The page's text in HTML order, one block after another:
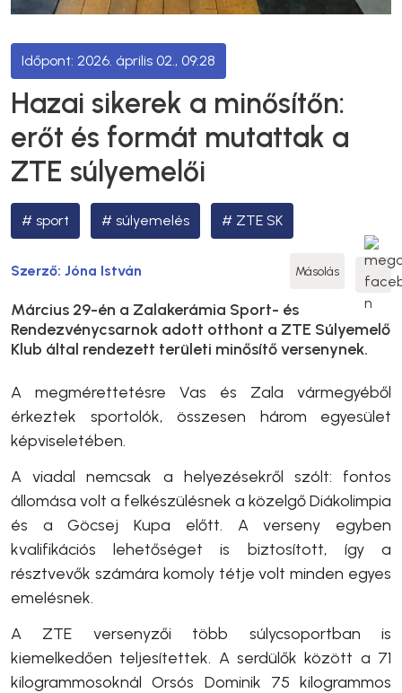
2026. április 02., 09:28
Hazai sikerek a minősítőn:
erőt és formát mutattak a
ZTE súlyemelői
sport súlyemelés ZTE SK
Szerző: Jóna István Másolás
Március 29-én a Zalakerámia Sport- és
Rendezvénycsarnok adott otthont a ZTE Súlyemelő
Klub által rendezett területi minősítő versenynek.
A megmérettetésre Vas és Zala vármegyéből
érkeztek sportolók, összesen három egyesület
képviseletében.
A viadal nemcsak a helyezésekről szólt: fontos
állomása volt a felkészülésnek a közelgő Diákolimpia
és a Göcsej Kupa előtt. A verseny egyben
kvalifikációs lehetőséget is biztosított, így a
résztvevők számára komoly tétje volt minden egyes
emelésnek.
A ZTE versenyzői több súlycsoportban is
kiemelkedően teljesítettek. A serdülők között a 71
kilogrammosoknál Orsós Dominik 75 kilogrammos